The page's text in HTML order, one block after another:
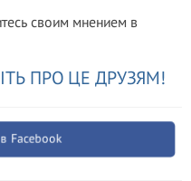
своим мнением в
ПРО ЦЕ ДРУЗЯМ!
Facebook